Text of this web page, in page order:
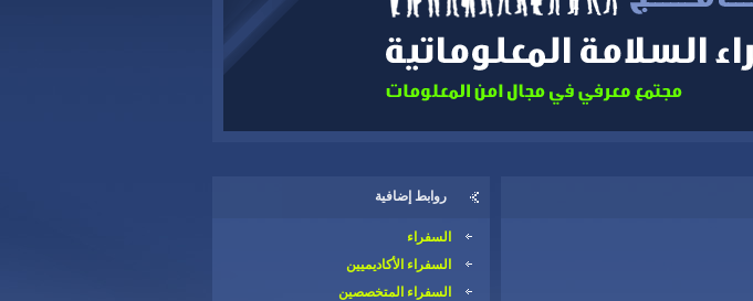
روابط إضافية
السفراء
السفراء الأكاديميين
السفراء المتخصصين